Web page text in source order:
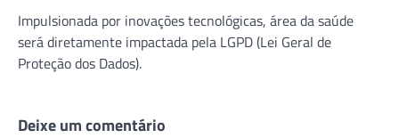
Impulsionada por inovações tecnológicas, área da saúde
será diretamente impactada pela LGPD (Lei Geral de
Proteção dos Dados).
Deixe um comentário